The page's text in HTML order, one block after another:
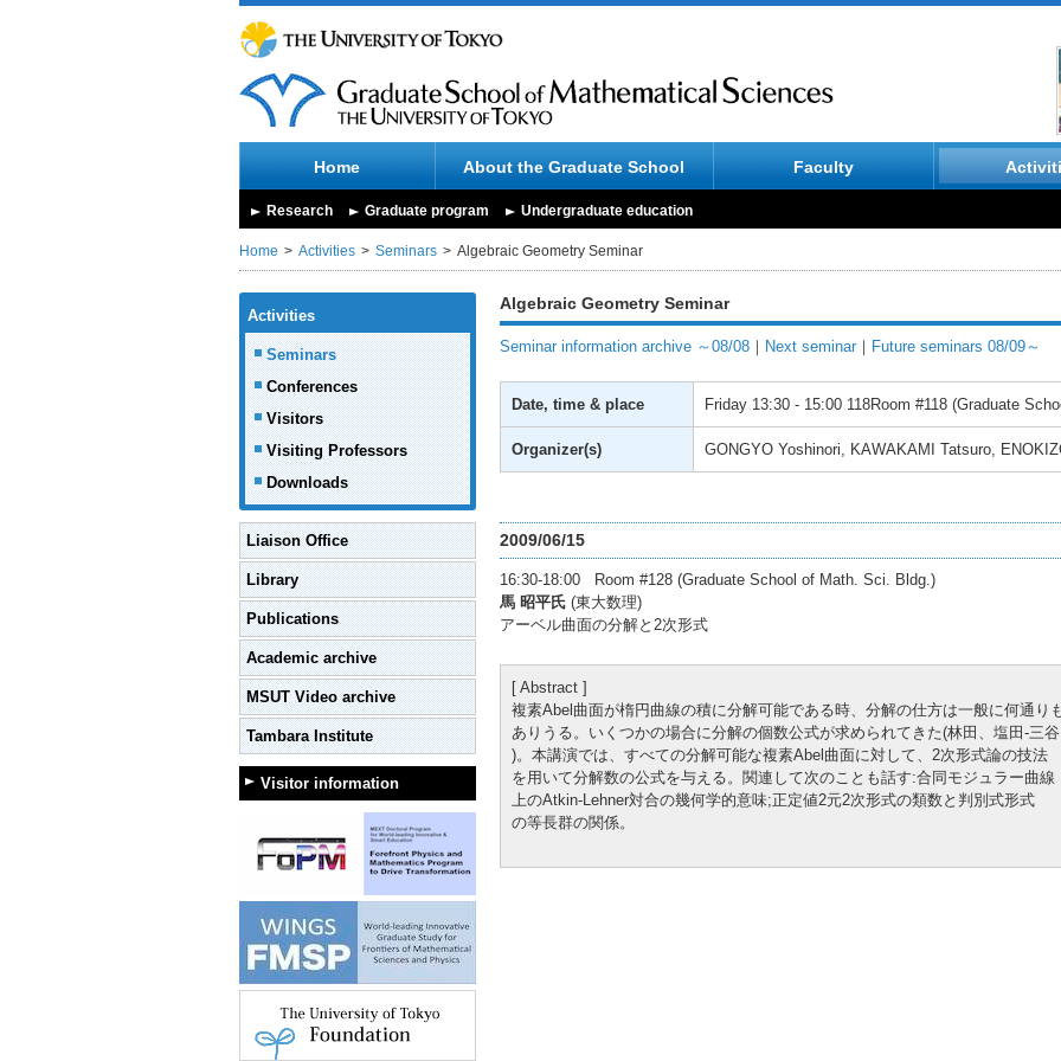
Home About the Graduate School Faculty
Research Graduate program Undergraduate education
Home Activities Seminars Algebraic Geometry Seminar
Activities
Seminars
Conferences
Visitors
Visiting Professors
Downloads
Liaison Office
Library
Publications
Academic archive
MSUT Video archive
Tambara Institute
Visitor information
Algebraic Geometry Seminar
Seminar information archive ～08/08 ｜ Next seminar ｜ Future seminars 08/09～
Date, time & place Friday 13:30 - 15:00 118Room #118 (Graduate
Organizer(s) GONGYO Yoshinori, KAWAKAMI Tatsuro,
2009/06/15
16:30-18:00 Room #128 (Graduate School of Math. Sci. Bldg.)
馬 昭平氏 (東大数理)
アーベル曲面の分解と2次形式
[ Abstract ]
複素Abel曲面が楕円曲線の積に分解可能である時、分解の仕方は一般に何通り
ありうる。いくつかの場合に分解の個数公式が求められてきた(林田、塩田-三谷
)。本講演では、すべての分解可能な複素Abel曲面に対して、2次形式論の技法
を用いて分解数の公式を与える。関連して次のことも話す:合同モジュラー曲線
上のAtkin-Lehner対合の幾何学的意味;正定値2元2次形式の類数と判別式形式
の等長群の関係。